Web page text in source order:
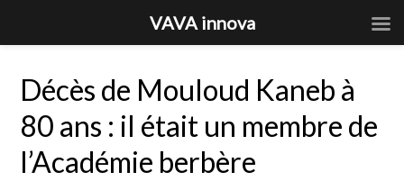
Décès de Mouloud Kaneb à
80 ans : il était un membre de
l’Académie berbère
VAVA innova